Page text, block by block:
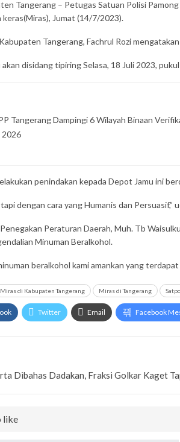
Tangerang – Petugas Satuan Polisi
keras(Miras), Jumat (14/7/2023).
Tangerang, Fachrul Rozi
akan disidang tipiring Selasa, 18 Juli 2023,
Tangerang Dampingi 6 Wilayah Binaan
2026
penindakan kepada Depot Jamu ini
dengan cara yang Humanis dan Persuasif,”
Peraturan Daerah, Muh. Tb
Minuman Beralkohol.
beralkohol kami amankan yang
Miras di Kabupaten Tangerang Miras di Tangerang
Twitter Email Facebook
Dibahas Dadakan, Fraksi Golkar Kaget
like